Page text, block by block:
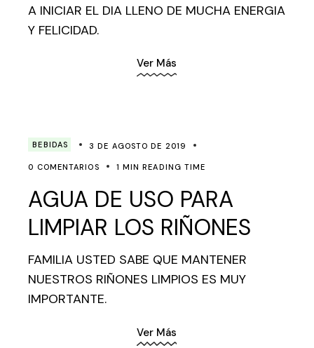
A INICIAR EL DIA LLENO DE MUCHA ENERGIA
Y FELICIDAD.
Ver Más
BEBIDAS 3 DE AGOSTO DE 2019
0 COMENTARIOS 1 MIN READING TIME
AGUA DE USO PARA
LIMPIAR LOS RIÑONES
FAMILIA USTED SABE QUE MANTENER
NUESTROS RIÑONES LIMPIOS ES MUY
IMPORTANTE.
Ver Más